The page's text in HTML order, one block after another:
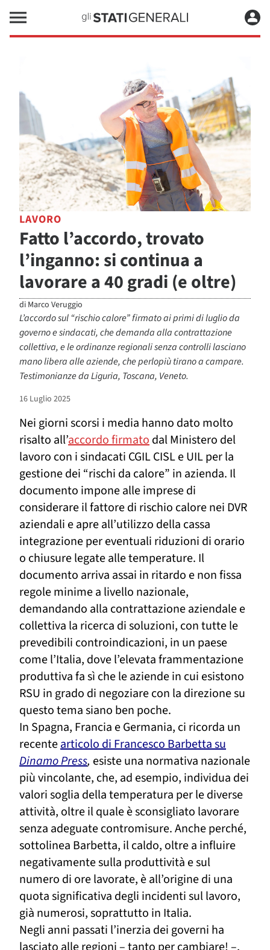
LAVORO
Fatto l’accordo, trovato
l’inganno: si continua a
lavorare a 40 gradi (e oltre)
di Marco Veruggio
L’accordo sul “rischio calore” firmato ai primi di luglio da
governo e sindacati, che demanda alla contrattazione
collettiva, e le ordinanze regionali senza controlli lasciano
mano libera alle aziende, che perlopiù tirano a campare.
Testimonianze da Liguria, Toscana, Veneto.
16 Luglio 2025
Nei giorni scorsi i media hanno dato molto
risalto all’accordo firmatodal Ministero del
lavoro con i sindacati CGIL CISL e UIL per la
gestione dei “rischi da calore” in azienda. Il
documento impone alle imprese di
considerare il fattore di rischio calore nei DVR
aziendali e apre all’utilizzo della cassa
integrazione per eventuali riduzioni di orario
o chiusure legate alle temperature. Il
documento arriva assai in ritardo e non fissa
regole minime a livello nazionale,
demandando alla contrattazione aziendale e
collettiva la ricerca di soluzioni, con tutte le
prevedibili controindicazioni, in un paese
come l’Italia, dove l’elevata frammentazione
produttiva fa sì che le aziende in cui esistono
RSU in grado di negoziare con la direzione su
questo tema siano ben poche.
In Spagna, Francia e Germania, ci ricorda un
recentearticolo di Francesco Barbetta su
Dinamo Press, esiste una normativa nazionale
più vincolante, che, ad esempio, individua dei
valori soglia della temperatura per le diverse
attività, oltre il quale è sconsigliato lavorare
senza adeguate contromisure. Anche perché,
sottolinea Barbetta, il caldo, oltre a influire
negativamente sulla produttività e sul
numero di ore lavorate, è all’origine di una
quota significativa degli incidenti sul lavoro,
già numerosi, soprattutto in Italia.
Negli anni passati l’inerzia dei governi ha